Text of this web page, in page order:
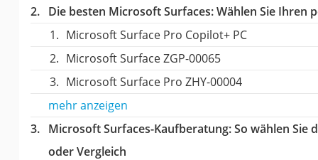
Die besten Microsoft Surfaces:Wählen Sie Ihren
Microsoft Surface Pro Copilot+ PC
Microsoft Surface ‎ZGP-00065
Microsoft Surface Pro ‎ZHY-00004
mehr anzeigen
Microsoft Surfaces-Kaufberatung: So wählen Sie
oder Vergleich